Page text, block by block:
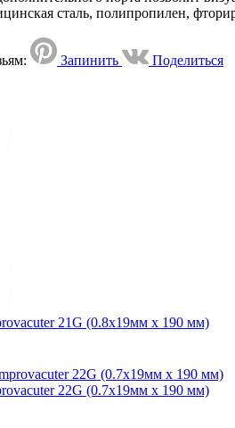
сталь, полипропилен,
Запинить Поделиться
21G (0.8х19мм х 190 мм)
22G (0.7х19мм х 190 мм)